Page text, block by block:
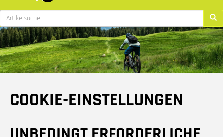
COOKIE-EINSTELLUNGEN